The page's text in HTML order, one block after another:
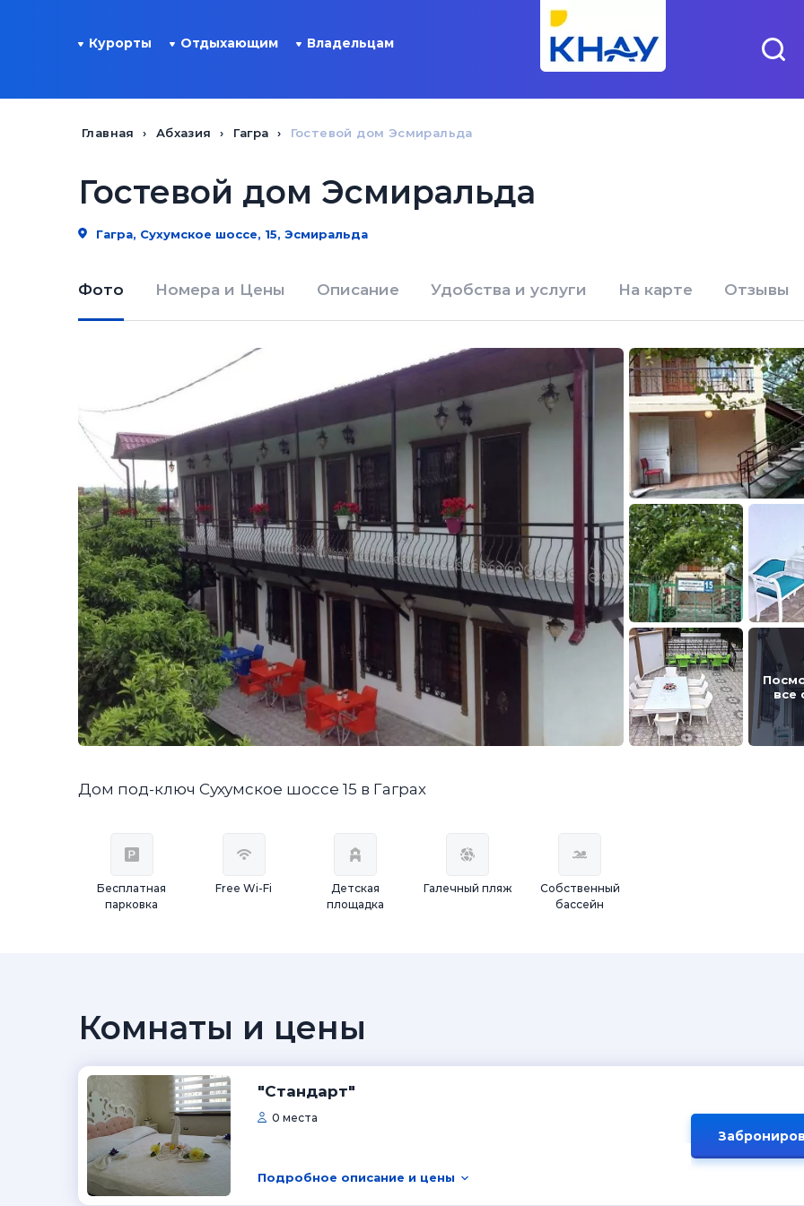
Курорты Отдыхающим Владельцам
Главная Абхазия Гагра Гостевой дом Эсмиральда
Гостевой дом Эсмиральда
Гагра, Сухумское шоссе, 15, Эсмиральда
Фото Номера и Цены Описание Удобства и услуги На карте Отзывы
все
Дом под-ключ Сухумское шоссе 15 в Гаграх
Бесплатная
парковка
Free Wi-Fi
Детская
площадка
Галечный пляж
Собственный
бассейн
Комнаты и цены
"Стандарт"
0 места
Подробное описание и цены